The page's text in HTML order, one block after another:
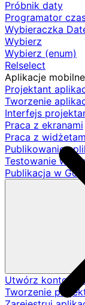
Próbnik daty
Programator
Wybieraczka
Wybierz
Wybierz (enum)
Relselect
Aplikacje mobilne
Projektant
Tworzenie
Interfejs
Praca z ekranami
Praca z
Publikowanie
Testowanie w
Publikacja w
Utwórz konto
Tworzenie